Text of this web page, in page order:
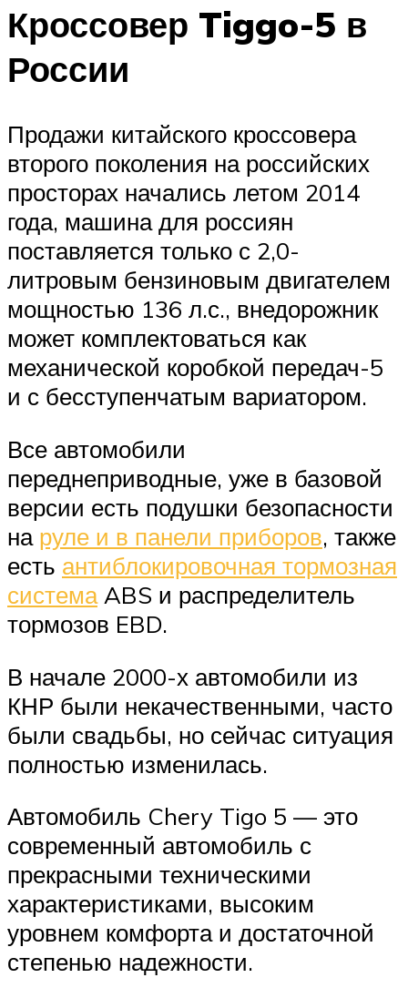
Кроссовер Tiggo-5 в
России
Продажи китайского кроссовера
второго поколения на российских
просторах начались летом 2014
года, машина для россиян
поставляется только с 2,0-
литровым бензиновым двигателем
мощностью 136 л.с., внедорожник
может комплектоваться как
механической коробкой передач-5
и с бесступенчатым вариатором.
Все автомобили
переднеприводные, уже в базовой
версии есть подушки безопасности
на руле и в панели приборов, также
есть антиблокировочная тормозная
системаABS и распределитель
тормозов EBD.
В начале 2000-х автомобили из
КНР были некачественными, часто
были свадьбы, но сейчас ситуация
полностью изменилась.
Автомобиль Chery Tigo 5 — это
современный автомобиль с
прекрасными техническими
характеристиками, высоким
уровнем комфорта и достаточной
степенью надежности.